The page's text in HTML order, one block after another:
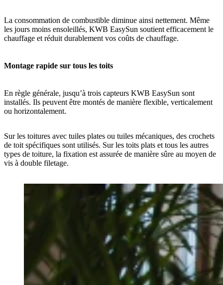
La consommation de combustible diminue ainsi nettement. Même
les jours moins ensoleillés, KWB EasySun soutient efficacement le
chauffage et réduit durablement vos coûts de chauffage.
Montage rapide sur tous les toits
En règle générale, jusqu’à trois capteurs KWB EasySun sont
installés. Ils peuvent être montés de manière flexible, verticalement
ou horizontalement.
Sur les toitures avec tuiles plates ou tuiles mécaniques, des crochets
de toit spécifiques sont utilisés. Sur les toits plats et tous les autres
types de toiture, la fixation est assurée de manière sûre au moyen de
vis à double filetage.